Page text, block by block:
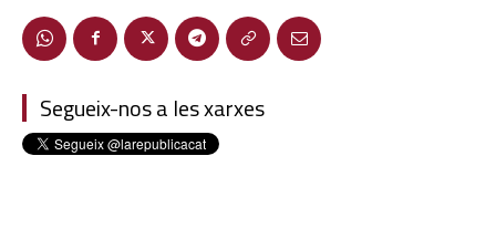
Segueix-nos a les xarxes